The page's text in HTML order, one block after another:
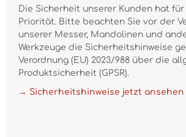
Die Sicherheit unserer Kunden hat
Priorität. Bitte beachten Sie vor der
unserer Messer, Mandolinen und
Werkzeuge die Sicherheitshinweise
Verordnung (EU) 2023/988 über die
Produktsicherheit (GPSR).
→ Sicherheitshinweise jetzt ansehen